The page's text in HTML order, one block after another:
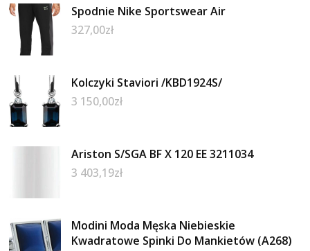
Spodnie Nike Sportswear Air
327,00zł
Kolczyki Staviori /KBD1924S/
3 150,00zł
Ariston S/SGA BF X 120 EE 3211034
3 403,19zł
Modini Moda Męska Niebieskie
Kwadratowe Spinki Do Mankietów (A268)